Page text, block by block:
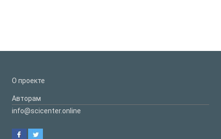
О проекте
Авторам
info@scicenter.online